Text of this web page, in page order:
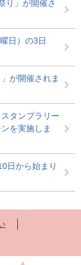
り」が開催さ
日）の3日
が開催されま
タンプラリー
を実施しま
日から始まり